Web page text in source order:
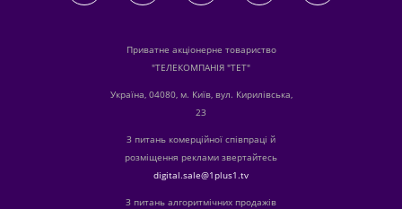
Приватне акціонерне товариство
"ТЕЛЕКОМПАНІЯ "ТЕТ"
Україна, 04080, м. Київ, вул. Кирилівська,
23
З питань комерційної співпраці й
розміщення реклами звертайтесь
digital.sale@1plus1.tv
З питань алгоритмічних продажів